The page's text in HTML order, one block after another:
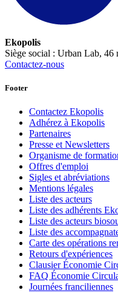
Ekopolis
Siège social : Urban Lab, 46
Contactez-nous
Footer
Contactez Ekopolis
Adhérez à Ekopolis
Partenaires
Presse et Newsletters
Organisme de
Offres d'emploi
Sigles et abréviations
Mentions légales
Liste des acteurs
Liste des adhérents
Liste des acteurs
Liste des
Carte des opérations
Retours d'expériences
Clausier Économie
FAQ Économie
Journées franciliennes